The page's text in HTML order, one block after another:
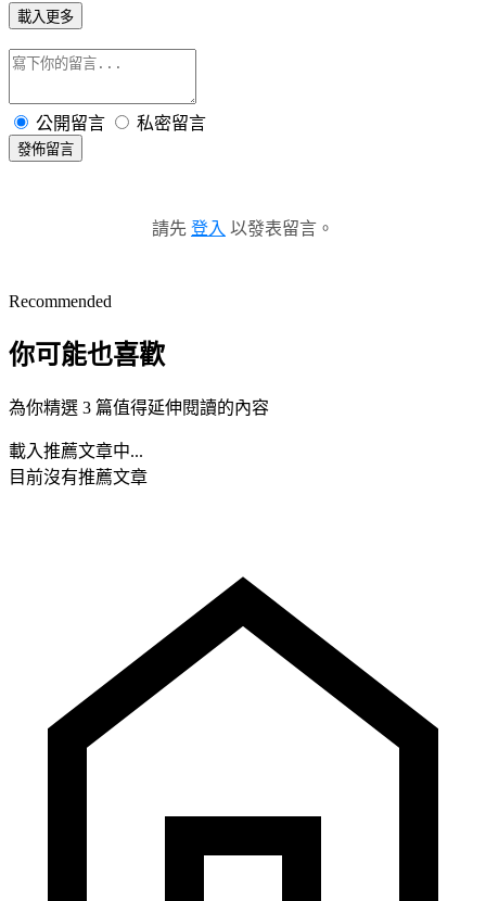
載入更多
公開留言 私密留言
發佈留言
請先 登入 以發表留言。
Recommended
你可能也喜歡
為你精選 3 篇值得延伸閱讀的內容
載入推薦文章中...
目前沒有推薦文章